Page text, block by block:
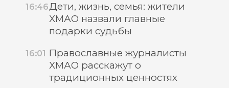
16:46Дети, жизнь, семья: жители
ХМАО назвали главные
подарки судьбы
16:01 Православные журналисты
ХМАО расскажут о
традиционных ценностях